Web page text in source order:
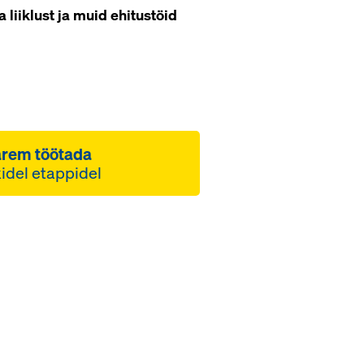
liiklust ja muid ehitustöid
töötada
etappidel